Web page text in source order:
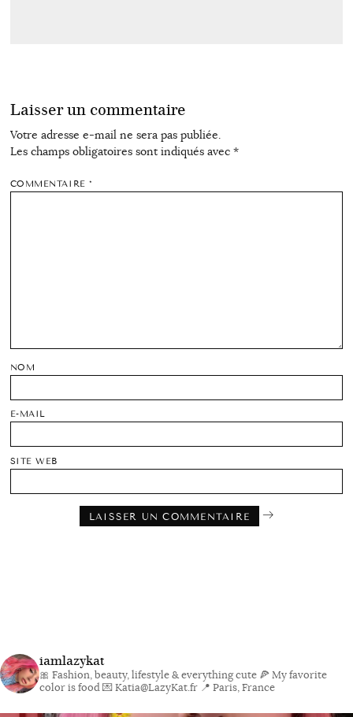
Laisser un commentaire
Votre adresse e-mail ne sera pas publiée.
Les champs obligatoires sont indiqués avec *
COMMENTAIRE*
NOM
E-MAIL
SITE WEB
iamlazykat
🎀 Fashion, beauty, lifestyle & everything cute 🍕 My favorite
color is food💌 Katia@LazyKat.fr 📍 Paris, France